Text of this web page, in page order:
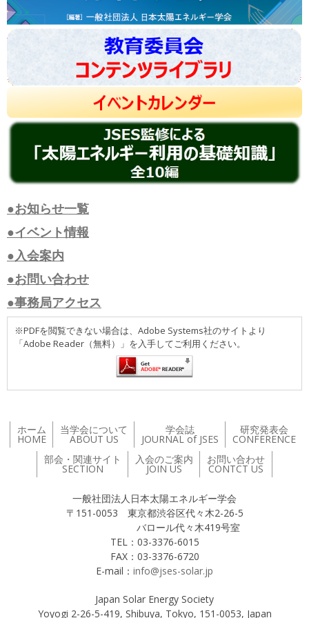
●お知らせ一覧
●イベント情報
●入会案内
●お問い合わせ
●事務局アクセス
※PDFを閲覧できない場合は、Adobe Systems社のサイトより
「Adobe Reader（無料）」を入手してご利用ください。
ホーム
HOME
当学会について
ABOUT US
学会誌
JOURNAL of JSES
研究発表会
CONFERENCE
部会・関連サイト
SECTION
入会のご案内
JOIN US
お問い合わせ
CONTCT US
一般社団法人日本太陽エネルギー学会
〒151-0053 東京都渋谷区代々木2-26-5
バロール代々木419号室
TEL：03-3376-6015
FAX：03-3376-6720
E-mail： info@jses-solar.jp
Japan Solar Energy Society
Yoyogi 2-26-5-419, Shibuya, Tokyo, 151-0053, Japan